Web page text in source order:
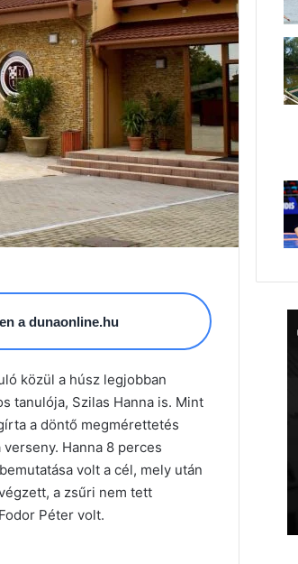
a dunaonline.hu
közül a húsz legjobban
tanulója, Szilas Hanna is. Mint
a döntő megmérettetés
Hanna 8 perces
volt a cél, mely után
a zsűri nem tett
Péter volt.